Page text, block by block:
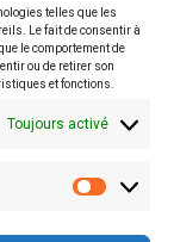
telles que les
Le fait de consentir à
le comportement de
ou de retirer son
et fonctions.
Toujours activé
situation de